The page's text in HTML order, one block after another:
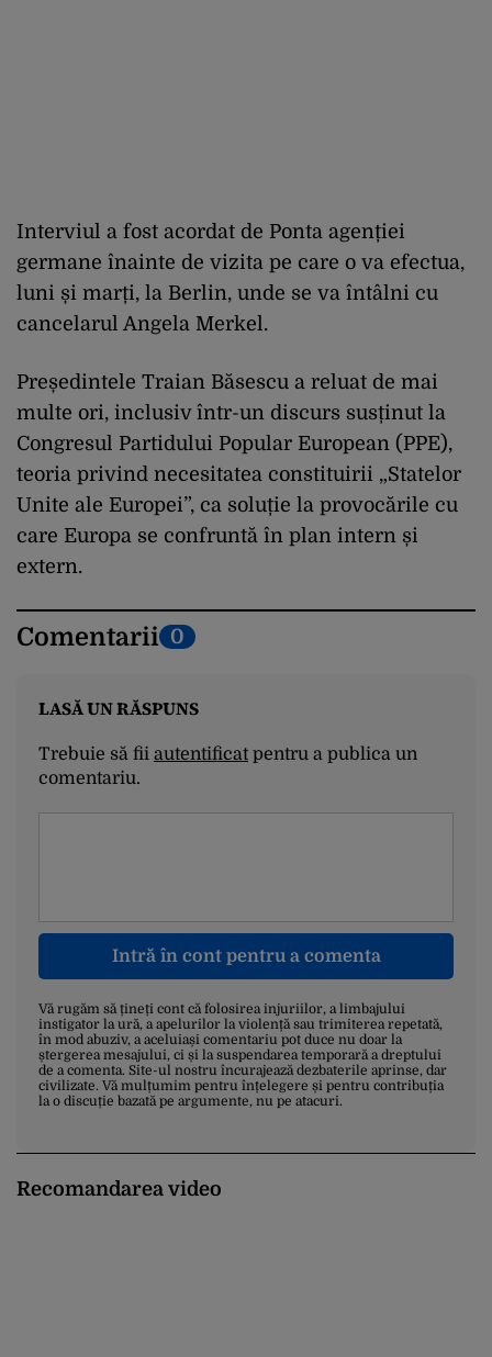
Interviul a fost acordat de Ponta agenției
germane înainte de vizita pe care o va efectua,
luni și marți, la Berlin, unde se va întâlni cu
cancelarul Angela Merkel.
Președintele Traian Băsescu a reluat de mai
multe ori, inclusiv într-un discurs susținut la
Congresul Partidului Popular European (PPE),
teoria privind necesitatea constituirii „Statelor
Unite ale Europei”, ca soluție la provocările cu
care Europa se confruntă în plan intern și
extern.
Comentarii 0
LASĂ UN RĂSPUNS
Trebuie să fii autentificatpentru a publica un
comentariu.
Intră în cont pentru a comenta
Vă rugăm să țineți cont că folosirea injuriilor, a limbajului
instigator la ură, a apelurilor la violență sau trimiterea repetată,
în mod abuziv, a aceluiași comentariu pot duce nu doar la
ștergerea mesajului, ci și la suspendarea temporară a dreptului
de a comenta. Site-ul nostru încurajează dezbaterile aprinse, dar
civilizate. Vă mulțumim pentru înțelegere și pentru contribuția
la o discuție bazată pe argumente, nu pe atacuri.
Recomandarea video